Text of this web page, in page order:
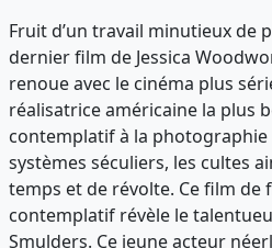
Fruit d’un travail minutieux de
dernier film de Jessica
renoue avec le cinéma plus
réalisatrice américaine la plus
contemplatif à la photographie
systèmes séculiers, les cultes
temps et de révolte. Ce film
contemplatif révèle le
Smulders. Ce jeune acteur